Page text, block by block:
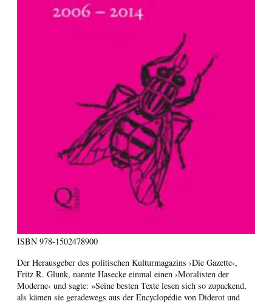
ISBN 978-1502478900
Der Herausgeber des politischen Kulturmagazins ›Die Gazette‹,
Fritz R. Glunk, nannte Hasecke einmal einen ›Moralisten der
Moderne‹ und sagte: »Seine besten Texte lesen sich so zupackend,
als kämen sie geradewegs aus der Encyclopédie von Diderot und